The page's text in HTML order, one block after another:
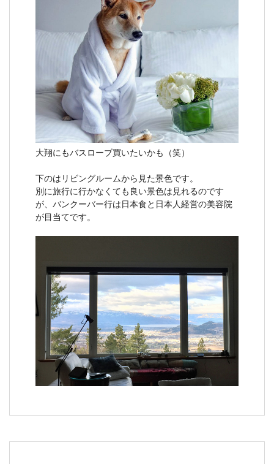
大翔にもバスローブ買いたいかも（笑）
下のはリビングルームから見た景色です。
別に旅行に行かなくても良い景色は見れるのです
が、バンクーバー行は日本食と日本人経営の美容院
が目当てです。